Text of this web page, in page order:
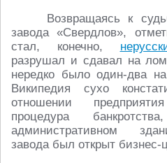
Возвращаясь к
завода «Свердлов»,
стал, конечно,
разрушал и сдавал на
нередко было один-два
Википедия сухо
отношении
процедура
административном
завода был открыт бизнес-